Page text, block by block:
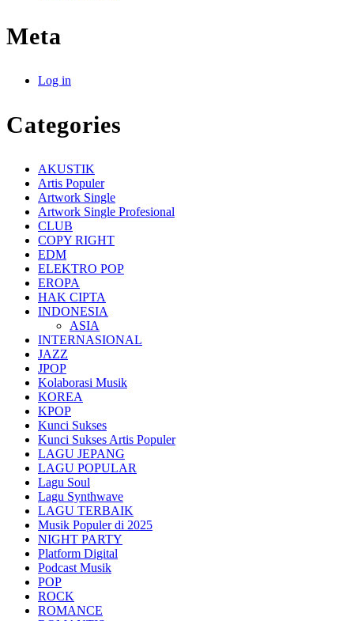
Meta
Log in
Categories
AKUSTIK
Artis Populer
Artwork Single
Artwork Single Profesional
CLUB
COPY RIGHT
EDM
ELEKTRO POP
EROPA
HAK CIPTA
INDONESIA
ASIA
INTERNASIONAL
JAZZ
JPOP
Kolaborasi Musik
KOREA
KPOP
Kunci Sukses
Kunci Sukses Artis Populer
LAGU JEPANG
LAGU POPULAR
Lagu Soul
Lagu Synthwave
LAGU TERBAIK
Musik Populer di 2025
NIGHT PARTY
Platform Digital
Podcast Musik
POP
ROCK
ROMANCE